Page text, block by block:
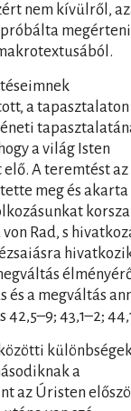
nem kívülről,
a
a világ Isten
A teremtést az
meg és akarta
Rad, s
és a megváltás
43,1–2;
a
az Úristen